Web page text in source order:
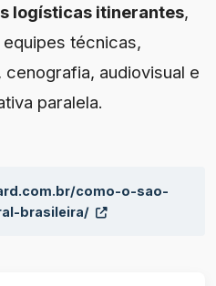
logísticas itinerantes,
técnicas,
audiovisual e
paralela.
como-o-sao-
brasileira/